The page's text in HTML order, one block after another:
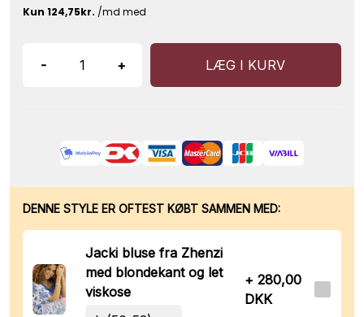
- + LÆG I KURV
DENNE STYLE ER OFTEST KØBT SAMMEN MED:
Jacki bluse fra Zhenzi
med blondekant og let
viskose
+ 280,00
DKK